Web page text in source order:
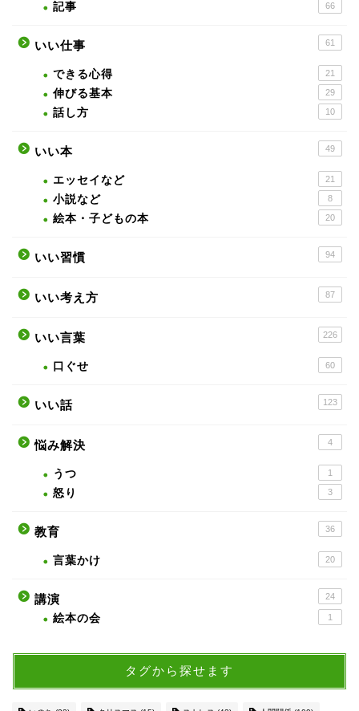
記事 66
いい仕事 61
できる心得 21
伸びる基本 29
話し方 10
いい本 49
エッセイなど 21
小説など 8
絵本・子どもの本 20
いい習慣 94
いい考え方 87
いい言葉 226
口ぐせ 60
いい話 123
悩み解決 4
うつ 1
怒り 3
教育 36
言葉かけ 20
講演 24
絵本の会 1
タグから探せます